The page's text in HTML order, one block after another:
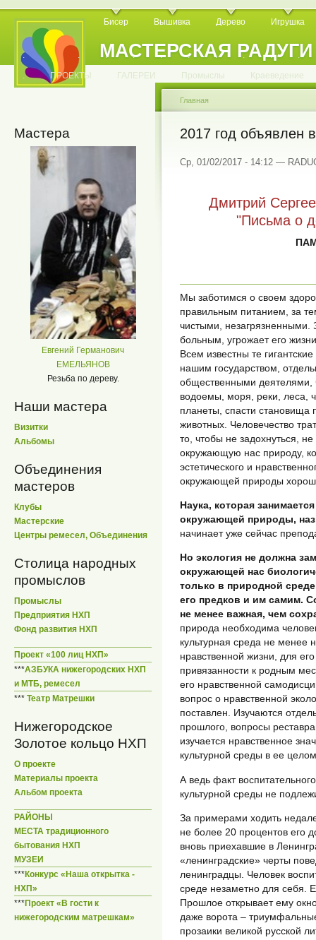
МАСТЕРСКАЯ РАДУГИ
Бисер Вышивка Дерево Игрушка
. . . . . . . . . . .
. ПРОЕКТЫ ГАЛЕРЕИ Промыслы Краеведение
Мастера
Евгений Германович
ЕМЕЛЬЯНОВ
Резьба по дереву.
Наши мастера
Визитки
Альбомы
Объединения
мастеров
Клубы
Мастерские
Центры ремесел, Объединения
Столица народных
промыслов
Промыслы
Предприятия НХП
Фонд развития НХП
Проект «100 лиц НХП»
***АЗБУКА нижегородских НХП
и МТБ, ремесел
*** Театр Матрешки
Нижегородское
Золотое кольцо НХП
О проекте
Материалы проекта
Альбом проекта
РАЙОНЫ
МЕСТА традиционного
бытования НХП
МУЗЕИ
***Конкурс «Наша открытка -
НХП»
***Проект «В гости к
нижегородским матрешкам»
Главная
2017 год объявлен
Ср, 01/02/2017 - 14:12 —
Дмитрий
"Письма о
Мы заботимся о своем
правильным питанием, за
чистыми, незагрязненными.
больным, угрожает его
Всем известны те
нашим государством,
общественными деятелями,
водоемы, моря, реки, леса,
планеты, спасти
животных. Человечество
то, чтобы не задохнуться,
окружающую нас природу,
эстетического и
окружающей природы
Наука, которая
окружающей природы,
начинает уже сейчас
Но экология не должна
окружающей нас
только в природной
его предков и им самим.
не менее важная, чем
природа необходима
культурная среда не менее
нравственной жизни, для
привязанности к родным
его нравственной
вопрос о нравственной
поставлен. Изучаются
прошлого, вопросы
изучается нравственное
культурной среды в ее
А ведь факт
культурной среды не
За примерами ходить
не более 20 процентов его
вновь приехавшие в
«ленинградские» черты
ленинградцы. Человек
среде незаметно для себя.
Прошлое открывает ему
даже ворота –
прозаики великой русской